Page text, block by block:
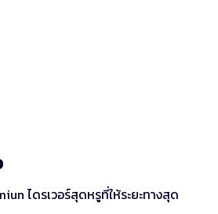
ไดรเวอร์สุดหรูที่ให้ระยะทางสุด